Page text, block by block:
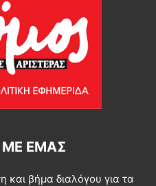
ΜΕ ΕΜΆΣ
βήμα διαλόγου για τα